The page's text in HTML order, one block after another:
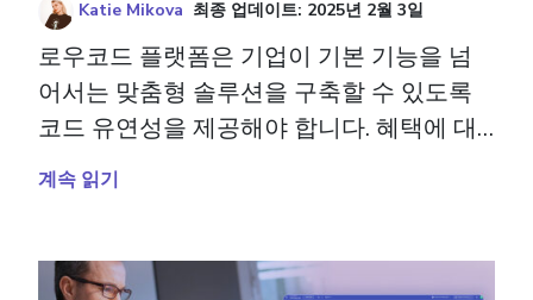
Katie Mikova 최종 업데이트: 2025년 2월 3일
로우코드 플랫폼은 기업이 기본 기능을 넘
어서는 맞춤형 솔루션을 구축할 수 있도록
코드 유연성을 제공해야 합니다. 혜택에 대
해 더 알아보십시오.
계속 읽기